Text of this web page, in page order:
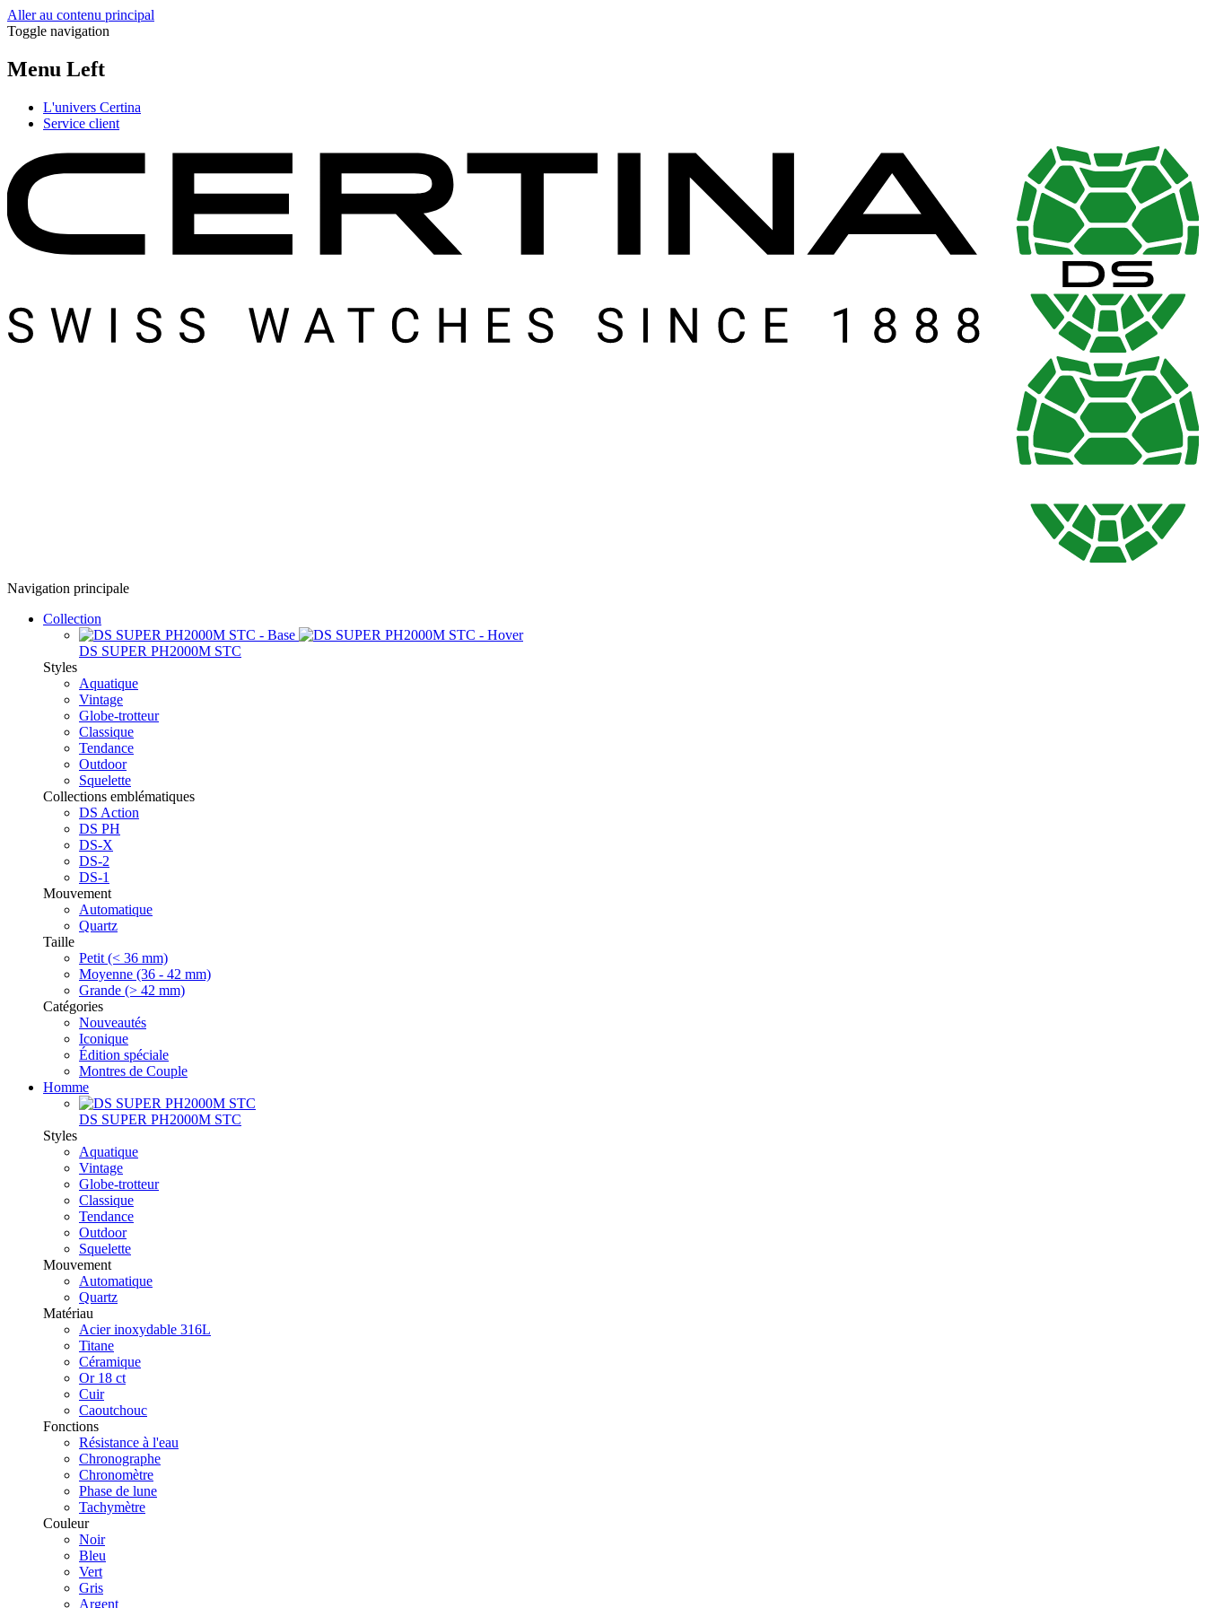
Aller au contenu principal
Toggle navigation
Menu Left
L'univers Certina
Service client
Navigation principale
Collection
DS SUPER PH2000M STC
Styles
Aquatique
Vintage
Globe-trotteur
Classique
Tendance
Outdoor
Squelette
Collections emblématiques
DS Action
DS PH
DS-X
DS-2
DS-1
Mouvement
Automatique
Quartz
Taille
Petit (< 36 mm)
Moyenne (36 - 42 mm)
Grande (> 42 mm)
Catégories
Nouveautés
Iconique
Édition spéciale
Montres de Couple
Homme
DS SUPER PH2000M STC
Styles
Aquatique
Vintage
Globe-trotteur
Classique
Tendance
Outdoor
Squelette
Mouvement
Automatique
Quartz
Matériau
Acier inoxydable 316L
Titane
Céramique
Or 18 ct
Cuir
Caoutchouc
Fonctions
Résistance à l'eau
Chronographe
Chronomètre
Phase de lune
Tachymètre
Couleur
Noir
Bleu
Vert
Gris
Argent